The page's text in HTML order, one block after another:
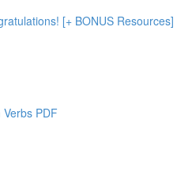
[+ BONUS Resources]
PDF